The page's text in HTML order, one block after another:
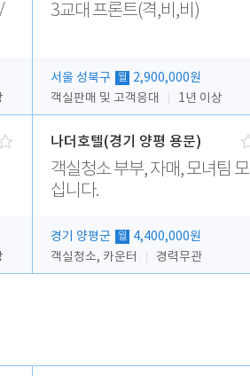
3교대 프론트(격,비,비)
서울 성북구 월
2,900,000원
객실판매 및 고객응대
1년 이상
나더호텔(경기 양평 용문)
객실청소 부부, 자매, 모녀팀 모
십니다.
경기 양평군 월
4,400,000원
객실청소, 카운터
경력무관